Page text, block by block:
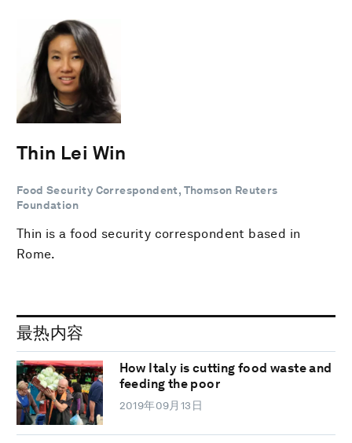
Thin Lei Win
Food Security Correspondent, Thomson Reuters
Foundation
Thin is a food security correspondent based in
Rome.
最热内容
How Italy is cutting food waste and
feeding the poor
2019年09月13日